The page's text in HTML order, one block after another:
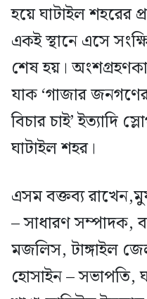
হয়ে ঘাটাইল শহরের
একই স্থানে এসে
শেষ হয়।
যাক ‘গাজার
বিচার চাই’ ইত্যাদি
ঘাটাইল শহর।
এসম বক্তব্য
– সাধারণ সম্পাদক,
মজলিস, টাঙ্গাইল
হোসাইন – সভাপতি,